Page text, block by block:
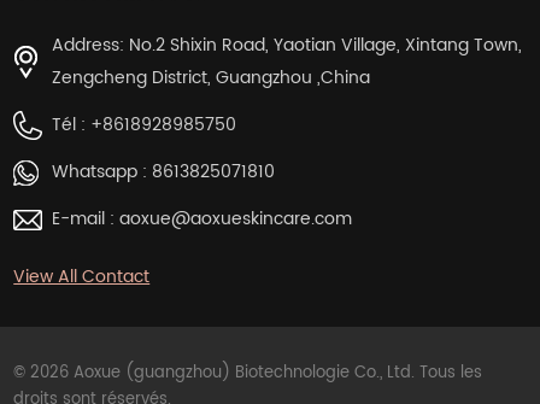
Address: No.2 Shixin Road, Yaotian Village, Xintang Town,
Zengcheng District, Guangzhou ,China
Tél : +8618928985750
Whatsapp : 8613825071810
E-mail : aoxue@aoxueskincare.com
View All Contact
© 2026 Aoxue (guangzhou) Biotechnologie Co., Ltd. Tous les